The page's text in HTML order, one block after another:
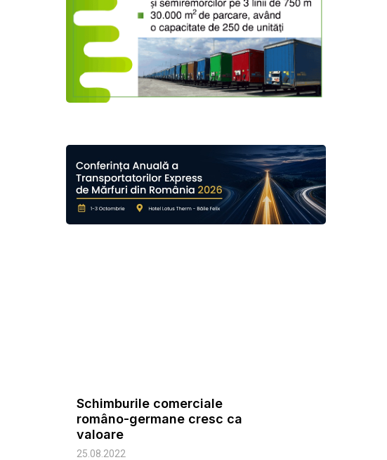
Schimburile comerciale
româno-germane cresc ca
valoare
25.08.2022